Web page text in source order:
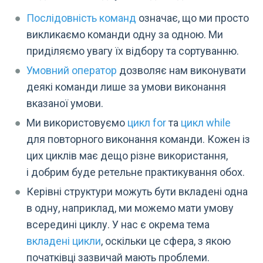
Послідовність команд означає, що ми просто
викликаємо команди одну за одною. Ми
приділяємо увагу їх відбору та сортуванню.
Умовний оператор дозволяє нам виконувати
деякі команди лише за умови виконання
вказаної умови.
Ми використовуємо цикл forта цикл while
для повторного виконання команди. Кожен із
цих циклів має дещо різне використання,
і добрим буде ретельне практикування обох.
Керівні структури можуть бути вкладені одна
в одну, наприклад, ми можемо мати умову
всередині циклу. У нас є окрема тема
вкладені цикли, оскільки це сфера, з якою
початківці зазвичай мають проблеми.